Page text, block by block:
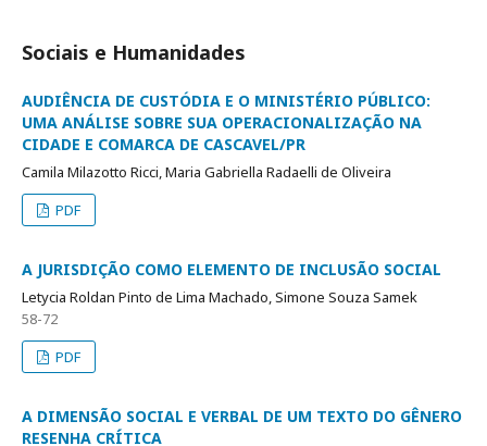
Sociais e Humanidades
AUDIÊNCIA DE CUSTÓDIA E O MINISTÉRIO PÚBLICO:
UMA ANÁLISE SOBRE SUA OPERACIONALIZAÇÃO NA
CIDADE E COMARCA DE CASCAVEL/PR
Camila Milazotto Ricci, Maria Gabriella Radaelli de Oliveira
PDF
A JURISDIÇÃO COMO ELEMENTO DE INCLUSÃO SOCIAL
Letycia Roldan Pinto de Lima Machado, Simone Souza Samek
58-72
PDF
A DIMENSÃO SOCIAL E VERBAL DE UM TEXTO DO GÊNERO
RESENHA CRÍTICA